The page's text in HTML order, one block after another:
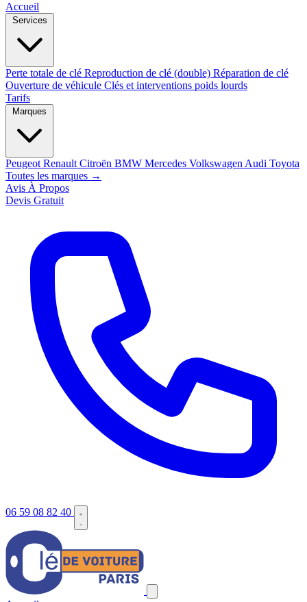
Accueil
Perte totale de clé Reproduction de clé (double) Réparation de clé
Ouverture de véhicule Clés et interventions poids lourds
Tarifs
Peugeot Renault Citroën BMW Mercedes Volkswagen Audi Toyota
Toutes les marques →
Avis À Propos
Devis Gratuit
06 59 08 82 40